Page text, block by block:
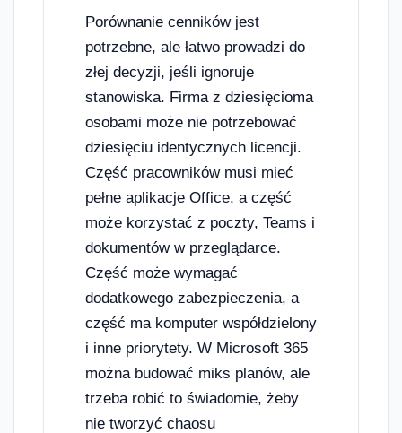
Porównanie cenników jest
potrzebne, ale łatwo prowadzi do
złej decyzji, jeśli ignoruje
stanowiska. Firma z dziesięcioma
osobami może nie potrzebować
dziesięciu identycznych licencji.
Część pracowników musi mieć
pełne aplikacje Office, a część
może korzystać z poczty, Teams i
dokumentów w przeglądarce.
Część może wymagać
dodatkowego zabezpieczenia, a
część ma komputer współdzielony
i inne priorytety. W Microsoft 365
można budować miks planów, ale
trzeba robić to świadomie, żeby
nie tworzyć chaosu